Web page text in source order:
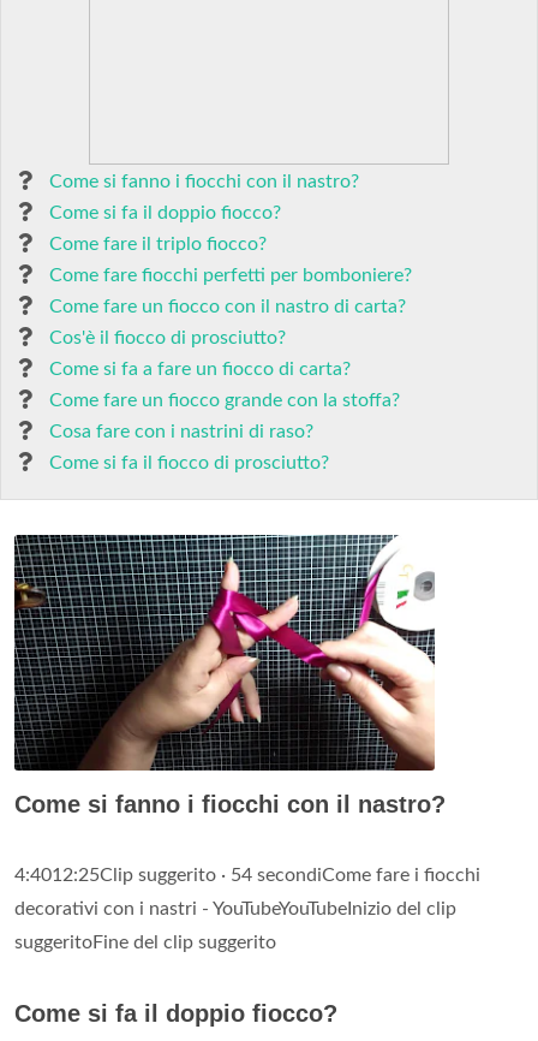
Come si fanno i fiocchi con il nastro?
Come si fa il doppio fiocco?
Come fare il triplo fiocco?
Come fare fiocchi perfetti per bomboniere?
Come fare un fiocco con il nastro di carta?
Cos'è il fiocco di prosciutto?
Come si fa a fare un fiocco di carta?
Come fare un fiocco grande con la stoffa?
Cosa fare con i nastrini di raso?
Come si fa il fiocco di prosciutto?
Come si fanno i fiocchi con il nastro?
4:4012:25Clip suggerito · 54 secondiCome fare i fiocchi
decorativi con i nastri - YouTubeYouTubeInizio del clip
suggeritoFine del clip suggerito
Come si fa il doppio fiocco?